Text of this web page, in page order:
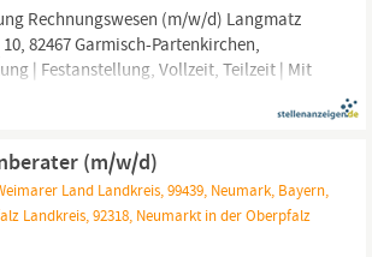
Rechnungswesen (m/w/d) Langmatz
10, 82467 Garmisch-Partenkirchen,
| Festanstellung, Vollzeit, Teilzeit | Mit
als 3 Jahre) Mit Standorten in Garmisch-
entwickelt, produziert und vermarktet
(m/w/d)
Land Landkreis, 99439, Neumark, Bayern,
Landkreis, 92318, Neumarkt in der Oberpfalz